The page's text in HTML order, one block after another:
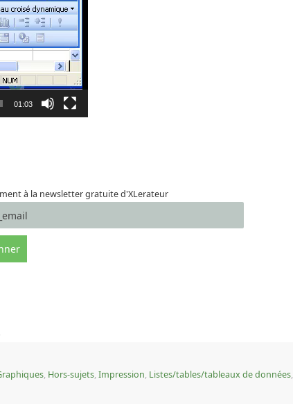
01:03
à la newsletter gratuite d'XLerateur
, Hors-sujets, Impression, Listes/tables/tableaux de données,